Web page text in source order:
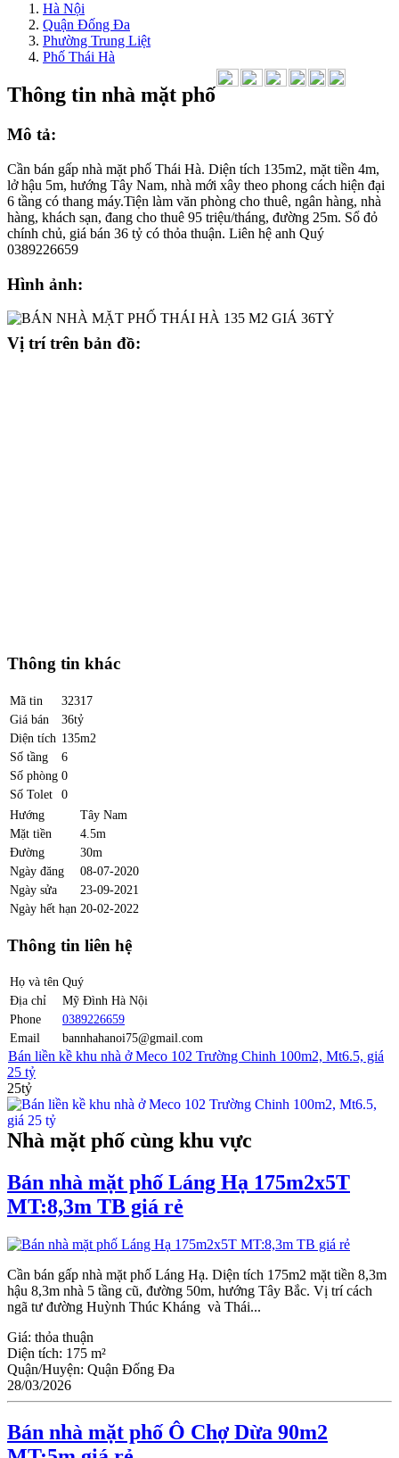
Hà Nội
Quận Đống Đa
Phường Trung Liệt
Phố Thái Hà
Thông tin nhà mặt phố
Mô tả:
Cần bán gấp nhà mặt phố Thái Hà. Diện tích 135m2, mặt tiền 4m,
lở hậu 5m, hướng Tây Nam, nhà mới xây theo phong cách hiện đại
6 tầng có thang máy.Tiện làm văn phòng cho thuê, ngân hàng, nhà
hàng, khách sạn, đang cho thuê 95 triệu/tháng, đường 25m. Sổ đỏ
chính chủ, giá bán 36 tỷ có thỏa thuận. Liên hệ anh Quý
0389226659
Hình ảnh:
Vị trí trên bản đồ:
Thông tin khác
Mã tin
32317
Giá bán
36tỷ
Diện tích 135m2
Số tầng
6
Số phòng 0
Số Tolet
0
Hướng
Tây Nam
Mặt tiền
4.5m
Đường
30m
Ngày đăng
08-07-2020
Ngày sửa
23-09-2021
Ngày hết hạn 20-02-2022
Thông tin liên hệ
Họ và tên Quý
Địa chỉ
Mỹ Đình Hà Nội
Phone
0389226659
Email
bannhahanoi75@gmail.com
Bán liền kề khu nhà ở Meco 102 Trường Chinh 100m2, Mt6.5, giá
25 tỷ
25tỷ
Nhà mặt phố cùng khu vực
Bán nhà mặt phố Láng Hạ 175m2x5T
MT:8,3m TB giá rẻ
Cần bán gấp nhà mặt phố Láng Hạ. Diện tích 175m2 mặt tiền 8,3m
hậu 8,3m nhà 5 tầng cũ, đường 50m, hướng Tây Bắc. Vị trí cách
ngã tư đường Huỳnh Thúc Kháng và Thái...
Giá: thỏa thuận
Diện tích: 175 m²
Quận/Huyện: Quận Đống Đa
28/03/2026
Bán nhà mặt phố Ô Chợ Dừa 90m2